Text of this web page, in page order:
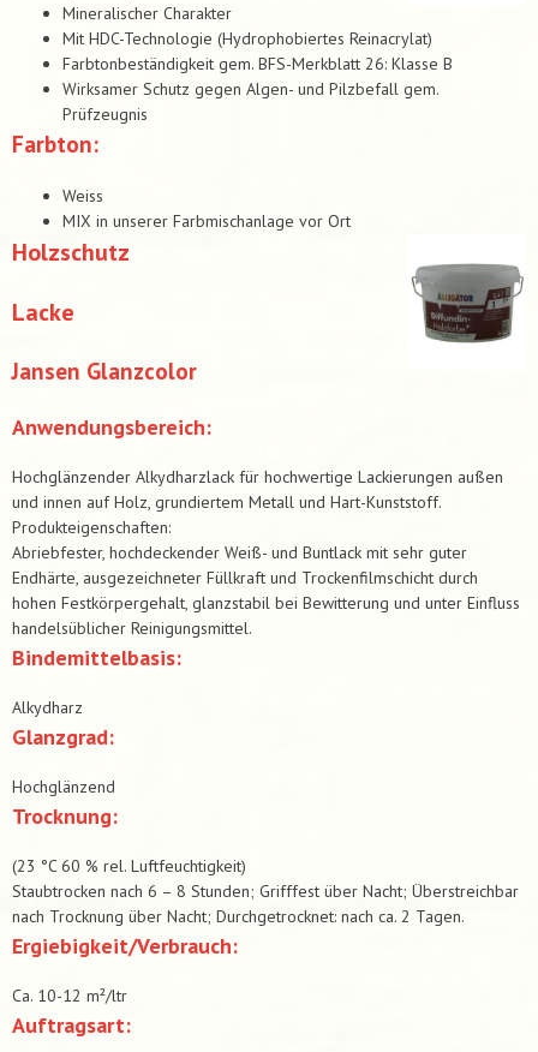
Mineralischer Charakter
Mit HDC-Technologie (Hydrophobiertes Reinacrylat)
Farbtonbeständigkeit gem. BFS-Merkblatt 26: Klasse B
Wirksamer Schutz gegen Algen- und Pilzbefall gem.
Prüfzeugnis
Farbton:
Weiss
MIX in unserer Farbmischanlage vor Ort
Holzschutz
Lacke
Jansen Glanzcolor
Anwendungsbereich:
Hochglänzender Alkydharzlack für hochwertige Lackierungen außen
und innen auf Holz, grundiertem Metall und Hart-Kunststoff.
Produkteigenschaften:
Abriebfester, hochdeckender Weiß- und Buntlack mit sehr guter
Endhärte, ausgezeichneter Füllkraft und Trockenfilmschicht durch
hohen Festkörpergehalt, glanzstabil bei Bewitterung und unter Einfluss
handelsüblicher Reinigungsmittel.
Bindemittelbasis:
Alkydharz
Glanzgrad:
Hochglänzend
Trocknung:
(23 °C 60 % rel. Luftfeuchtigkeit)
Staubtrocken nach 6 – 8 Stunden; Grifffest über Nacht; Überstreichbar
nach Trocknung über Nacht; Durchgetrocknet: nach ca. 2 Tagen.
Ergiebigkeit/Verbrauch:
Ca. 10-12 m²/ltr
Auftragsart: